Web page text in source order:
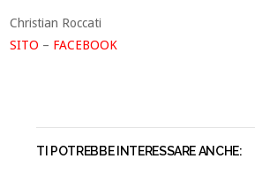
Christian Roccati
SITO – FACEBOOK
TI POTREBBE INTERESSARE ANCHE: